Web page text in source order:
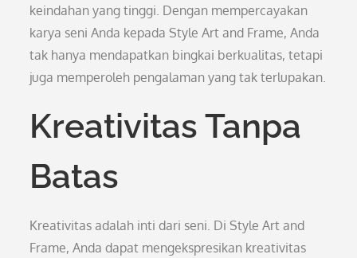
keindahan yang tinggi. Dengan mempercayakan
karya seni Anda kepada Style Art and Frame, Anda
tak hanya mendapatkan bingkai berkualitas, tetapi
juga memperoleh pengalaman yang tak terlupakan.
Kreativitas Tanpa
Batas
Kreativitas adalah inti dari seni. Di Style Art and
Frame, Anda dapat mengekspresikan kreativitas